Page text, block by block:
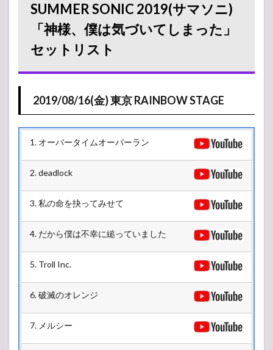
SUMMER SONIC 2019(サマソニ)
「神様、僕は気づいてしまった」
セットリスト
2019/08/16(金) 東京 RAINBOW STAGE
1. オーバータイムオーバーラン
2. deadlock
3. 私の命を抉ってみせて
4. だから僕は不幸に縋っていました
5. Troll Inc.
6. 破滅のオレンジ
7. メルシー